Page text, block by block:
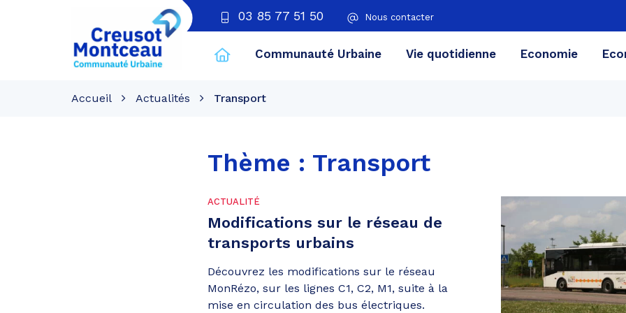
03 85 77 51 50 Nous contacter
Creusot
Montceau
Communauté Urbaine Vie quotidienne Economie
Accueil Actualités Transport
Thème : Transport
ACTUALITÉ
Modifications sur le réseau de
transports urbains
Découvrez les modifications sur le réseau
MonRézo, sur les lignes C1, C2, M1, suite à la
mise en circulation des bus électriques.